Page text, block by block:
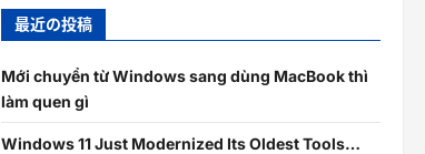
最近の投稿
Mới chuyển từ Windows sang dùng MacBook thì
làm quen gì
Windows 11 Just Modernized Its Oldest Tools…